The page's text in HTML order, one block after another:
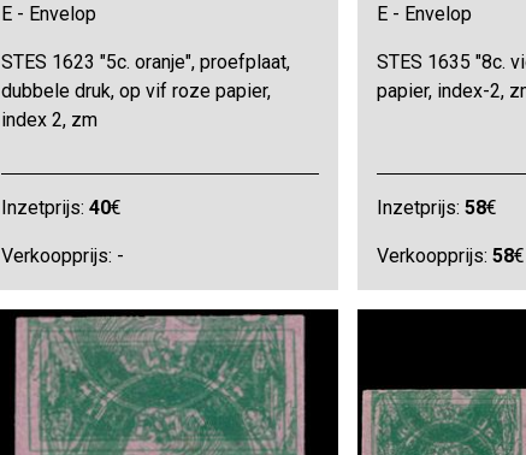
E - Envelop
STES 1623 "5c. oranje", proefplaat,
dubbele druk, op vif roze papier,
index 2, zm
Inzetprijs:40€
Verkoopprijs: -
E - Envelop
STES 1635 "8c.
papier, index-2,
Inzetprijs: 58€
Verkoopprijs: 58€